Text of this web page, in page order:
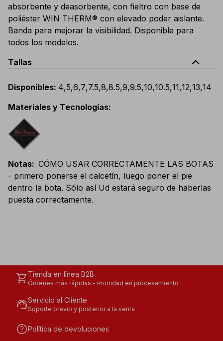
absorbente y deasorbente, con fieltro con base de
poliéster WIN THERM® con elevado poder aislante.
Banda para mejorar la visibilidad. Disponible para
todos los modelos.
Tallas
expand_less
Disponibles: 4,5,6,7,7.5,8,8.5,9,9.5,10,10.5,11,12,13,14
Materiales y Tecnologías:
Notas: CÓMO USAR CORRECTAMENTE LAS BOTAS
- primero ponerse el calcetín, luego poner el pie
dentro la bota. Sólo así Ud estará seguro de haberlas
puesta correctamente.
shopping_cartTienda en línea B2B
Órdenes más rápidas - Prioridad en procesamiento
support_agentServicio al Cliente
Soporte previo y posterior a la venta
helpPolítica de devoluciones